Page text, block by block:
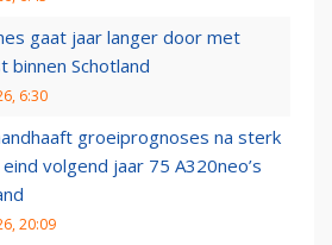
gaat jaar langer door met
binnen Schotland
6:30
groeiprognoses na sterk
volgend jaar 75 A320neo’s
20:09